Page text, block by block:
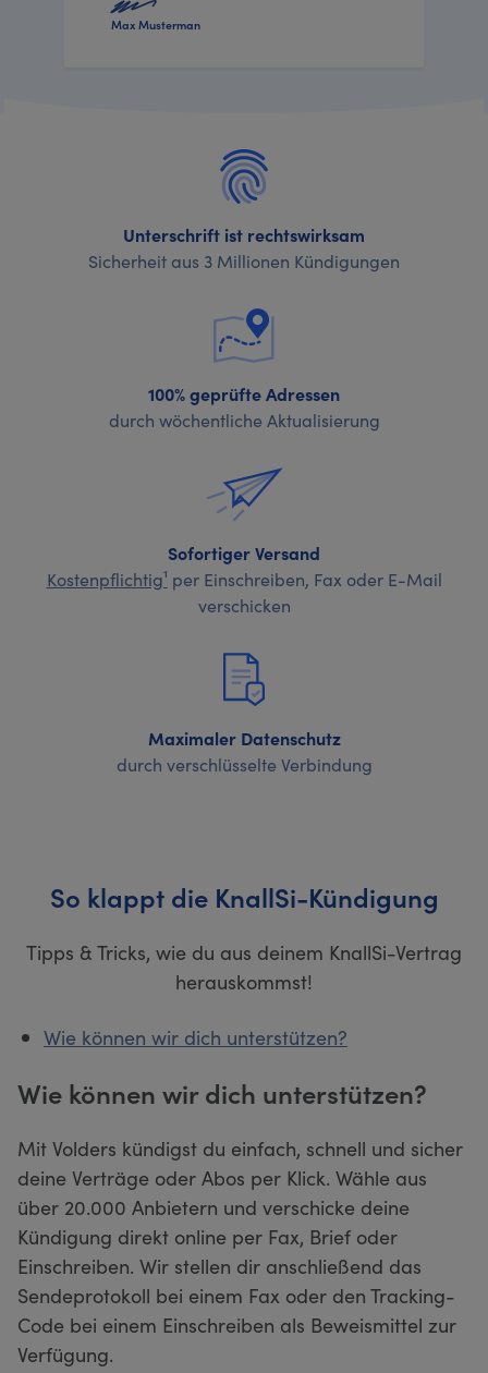
Max Musterman
Unterschrift ist rechtswirksam
Sicherheit aus 3 Millionen Kündigungen
100% geprüfte Adressen
durch wöchentliche Aktualisierung
Sofortiger Versand
Kostenpflichtig¹ per Einschreiben, Fax oder E-Mail
verschicken
Maximaler Datenschutz
durch verschlüsselte Verbindung
So klappt die KnallSi-Kündigung
Tipps & Tricks, wie du aus deinem KnallSi-Vertrag
herauskommst!
Wie können wir dich unterstützen?
Wie können wir dich unterstützen?
Mit Volders kündigst du einfach, schnell und sicher
deine Verträge oder Abos per Klick. Wähle aus
über 20.000 Anbietern und verschicke deine
Kündigung direkt online per Fax, Brief oder
Einschreiben. Wir stellen dir anschließend das
Sendeprotokoll bei einem Fax oder den Tracking-
Code bei einem Einschreiben als Beweismittel zur
Verfügung.